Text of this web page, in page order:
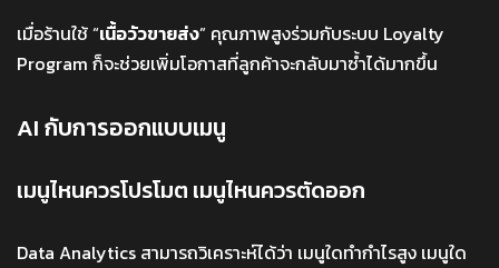
เมื่อร้านใช้ “เนื้อวัวขายส่ง” คุณภาพสูงร่วมกับระบบ Loyalty
Program ก็จะช่วยเพิ่มโอกาสที่ลูกค้าจะกลับมาซ้ำได้มากขึ้น
AI กับการออกแบบเมนู
เมนูไหนควรโปรโมต เมนูไหนควรตัดออก
Data Analytics สามารถวิเคราะห์ได้ว่า เมนูใดทำกำไรสูง เมนูใด